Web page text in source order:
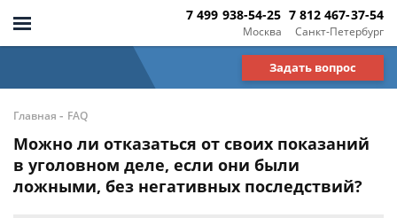
Москва
7 499 938-54-25
Санкт-Петербург
7 812 467-37-54
Задать вопрос
Главная - FAQ
Можно ли отказаться от своих показаний
в уголовном деле, если они были
ложными, без негативных последствий?